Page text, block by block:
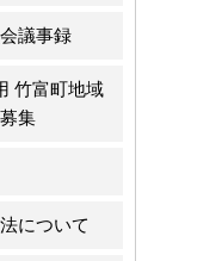
議事録
竹富町地域
集
について